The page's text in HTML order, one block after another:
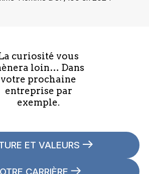
curiosité vous
loin… Dans
votre prochaine
entreprise par
exemple.
ET VALEURS
CARRIÈRE